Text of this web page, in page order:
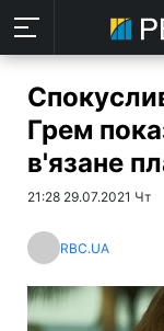
Грем
в'язане
21:28 29.07.2021 Чт
RBC.UA